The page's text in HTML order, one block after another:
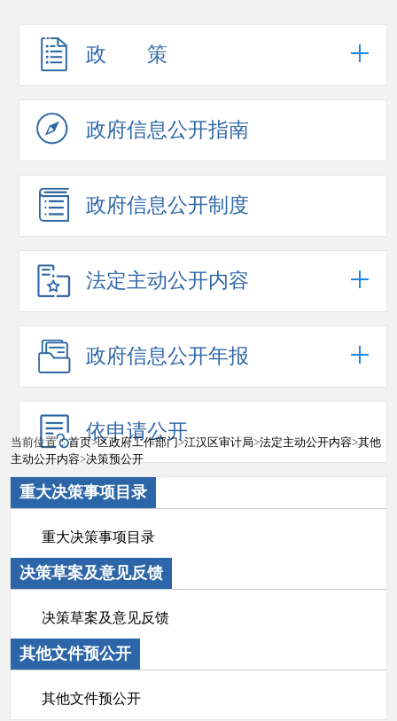
政 策
政府信息公开指南
政府信息公开制度
法定主动公开内容
政府信息公开年报
依申请公开
当前位置：首页>区政府工作部门>江汉区审计局>法定主动公开内容>其他
主动公开内容>决策预公开
重大决策事项目录
重大决策事项目录
决策草案及意见反馈
决策草案及意见反馈
其他文件预公开
其他文件预公开